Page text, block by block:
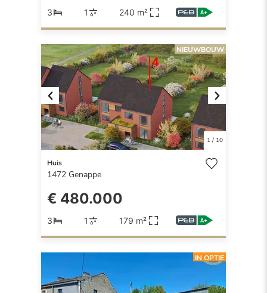
3 1 240 m²
Previous Next
1/ 10
NIEUWBOUW
Huis
1472 Genappe
€ 480.000
3 1 179 m²
IN OPTIE